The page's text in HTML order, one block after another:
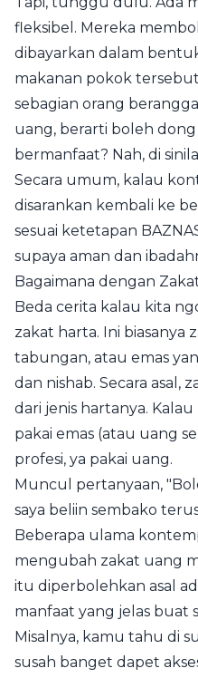
fleksibel. Mereka
dibayarkan dalam
makanan pokok
sebagian orang
uang, berarti boleh
bermanfaat? Nah, di
Secara umum, kalau
disarankan kembali ke
sesuai ketetapan
supaya aman dan
Bagaimana dengan
Beda cerita kalau kita
zakat harta. Ini biasanya
tabungan, atau emas
dan nishab. Secara asal,
dari jenis hartanya.
pakai emas (atau uang
profesi, ya pakai uang.
Muncul pertanyaan,
saya beliin sembako
Beberapa ulama
mengubah zakat uang
itu diperbolehkan asal
manfaat yang jelas buat
Misalnya, kamu tahu di
susah banget dapet